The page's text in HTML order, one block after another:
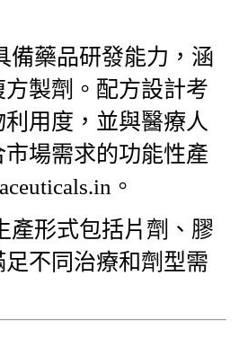
備藥品研發能力，涵
製劑。配方設計考
用度，並與醫療人
場需求的功能性產
。
產形式包括片劑、膠
不同治療和劑型需